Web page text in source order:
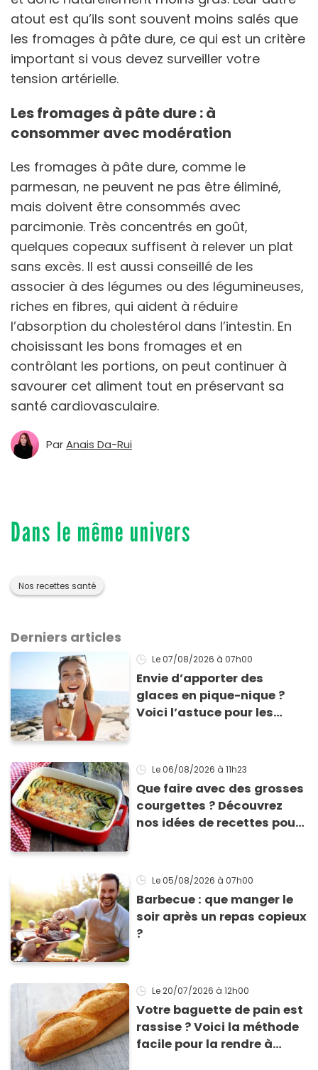
atout est qu’ils sont souvent moins salés que
les fromages à pâte dure, ce qui est un critère
important si vous devez surveiller votre
tension artérielle.
Les fromages à pâte dure : à
consommer avec modération
Les fromages à pâte dure, comme le
parmesan, ne peuvent ne pas être éliminé,
mais doivent être consommés avec
parcimonie. Très concentrés en goût,
quelques copeaux suffisent à relever un plat
sans excès. Il est aussi conseillé de les
associer à des légumes ou des légumineuses,
riches en fibres, qui aident à réduire
l’absorption du cholestérol dans l’intestin. En
choisissant les bons fromages et en
contrôlant les portions, on peut continuer à
savourer cet aliment tout en préservant sa
santé cardiovasculaire.
ParAnais Da-Rui
Dans le même univers
Nos recettes santé
Derniers articles
Le 07/08/2026 à 07h00
Envie d’apporter des
glaces en pique-nique ?
Voici l’astuce pour les
ne fondent !
Le 06/08/2026 à 11h23
Que faire avec des grosses
courgettes ? Découvrez
nos idées de recettes pour
Le 05/08/2026 à 07h00
Barbecue : que manger le
soir après un repas copieux
?
Le 20/07/2026 à 12h00
Votre baguette de pain est
rassise ? Voici la méthode
facile pour la rendre à